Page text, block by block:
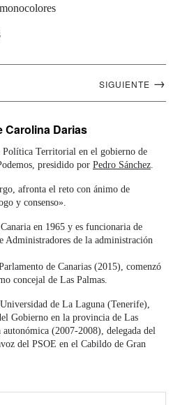
SIGUIENTE →
Carolina Darias
Política Territorial en el gobierno de
presidido por Pedro Sánchez.
afronta el reto con ánimo de
y consenso».
en 1965 y es funcionaria de
Administradores de la administración
de Canarias (2015), comenzó
concejal de Las Palmas.
de La Laguna (Tenerife),
Gobierno en la provincia de Las
(2007-2008), delegada del
del PSOE en el Cabildo de Gran